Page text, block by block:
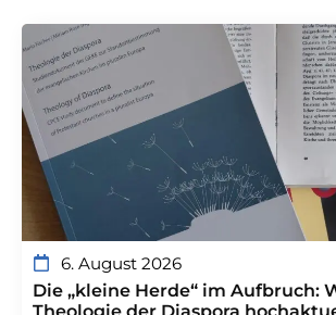
6. August 2026
Die „kleine Herde“ im Aufbruch:
Theologie der Diaspora